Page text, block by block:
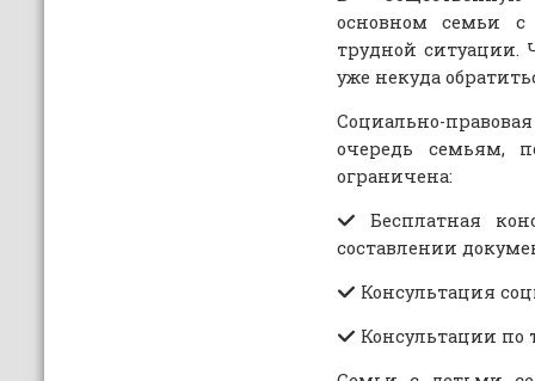
основном семьи
трудной ситуации.
уже некуда
Социально-
очередь семьям,
ограничена:
Бесплатная
составлении
Консультация
Консультации по